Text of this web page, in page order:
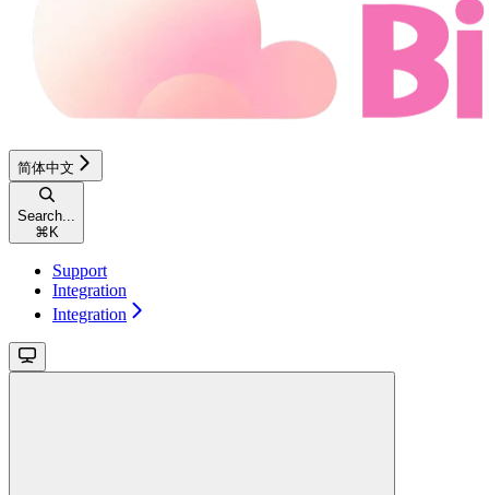
简体中文
Search...
⌘ K
Support
Integration
Integration